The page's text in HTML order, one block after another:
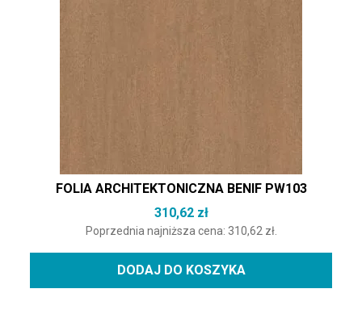
FOLIA ARCHITEKTONICZNA BENIF PW103
310,62 zł
Poprzednia najniższa cena: 310,62 zł.
DODAJ DO KOSZYKA